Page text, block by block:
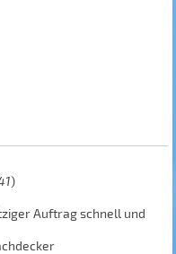
)
Auftrag schnell und